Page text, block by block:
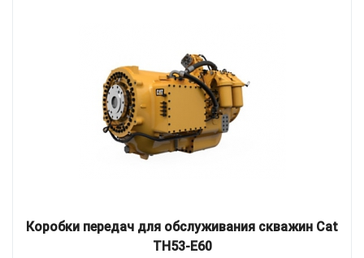
Коробки передач для обслуживания скважин Cat
TH53-E60